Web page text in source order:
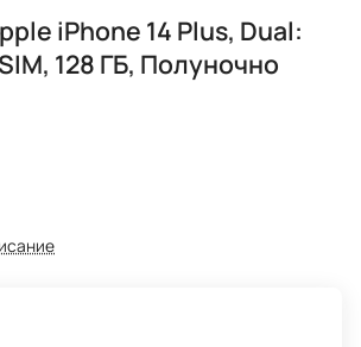
iPhone 14 Plus, Dual:
128 ГБ, Полуночно